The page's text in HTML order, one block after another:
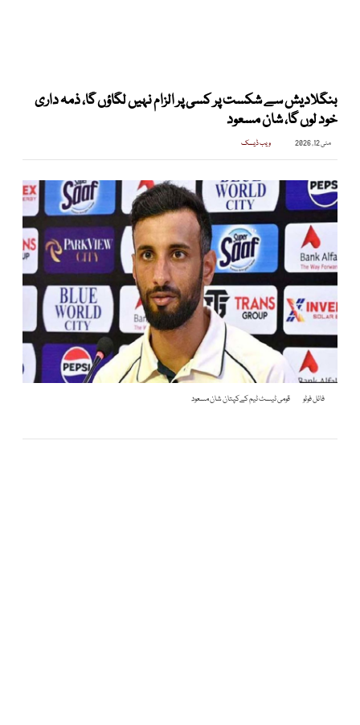
بنگلادیش سے شکست پر کسی پر الزام نہیں لگاؤں گا، ذمہ داری
خود لوں گا، شان مسعود
مئی 12, 2026 ویب ڈیسک
فائل فوٹو قومی ٹیسٹ ٹیم کےکپتان شان مسعود